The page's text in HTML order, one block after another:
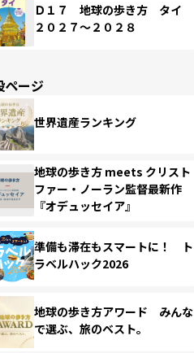
Ｄ１７ 地球の歩き方 タイ
２０２７～２０２８
ページ
世界遺産ランキング
地球の歩き方 meets クリスト
ファー・ノーラン監督最新作
『オデュッセイア』
準備も滞在もスマートに！ ト
ラベルハック2026
地球の歩き方アワード みんな
で選ぶ、旅のベスト。